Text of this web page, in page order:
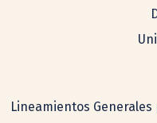
Lineamientos